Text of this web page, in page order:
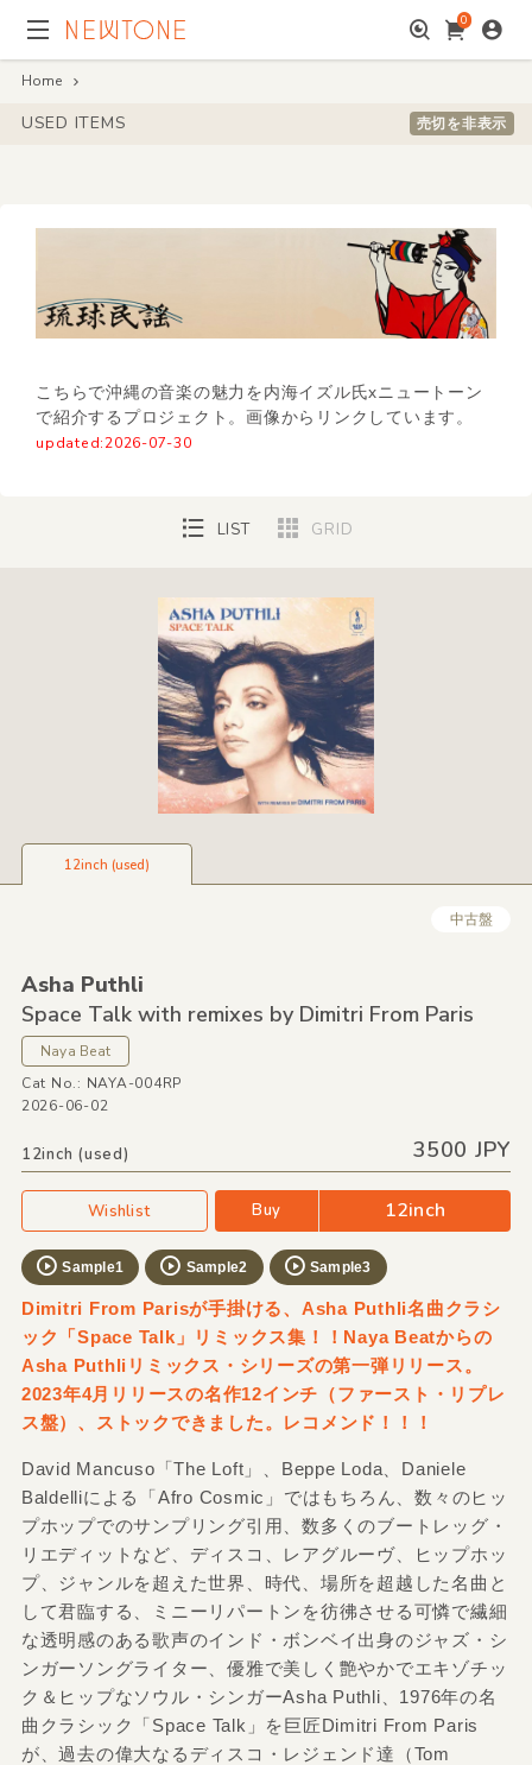
0
Home
USED ITEMS 売切を非表示
こちらで沖縄の音楽の魅力を内海イズル氏xニュートーン
で紹介するプロジェクト。画像からリンクしています。
updated:2026-07-30
LIST GRID
12inch (used)
中古盤
Asha Puthli
Space Talk with remixes by Dimitri From Paris
Naya Beat
Cat No.: NAYA-004RP
2026-06-02
12inch (used) 3500 JPY
Wishlist Buy 12inch
Sample1 Sample2 Sample3
Dimitri From Parisが手掛ける、Asha Puthli名曲クラシ
ック「Space Talk」リミックス集！！Naya Beatからの
Asha Puthliリミックス・シリーズの第一弾リリース。
2023年4月リリースの名作12インチ（ファースト・リプレ
ス盤）、ストックできました。レコメンド！！！
David Mancuso「The Loft」、Beppe Loda、Daniele
Baldelliによる「Afro Cosmic」ではもちろん、数々のヒッ
プホップでのサンプリング引用、数多くのブートレッグ・
リエディットなど、ディスコ、レアグルーヴ、ヒップホッ
プ、ジャンルを超えた世界、時代、場所を超越した名曲と
して君臨する、ミニーリパートンを彷彿させる可憐で繊細
な透明感のある歌声のインド・ボンベイ出身のジャズ・シ
ンガーソングライター、優雅で美しく艶やかでエキゾチッ
ク＆ヒップなソウル・シンガーAsha Puthli、1976年の名
曲クラシック「Space Talk」を巨匠Dimitri From Paris
が、過去の偉大なるディスコ・レジェンド達（Tom